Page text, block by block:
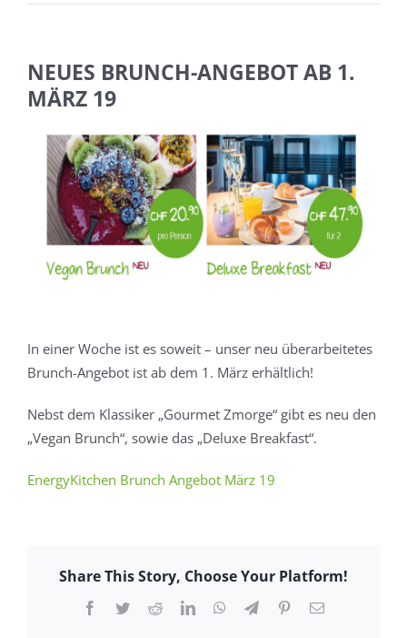
NEUES BRUNCH-ANGEBOT AB 1.
MÄRZ 19
grösseres
Bild
In einer Woche ist es soweit – unser neu überarbeitetes
Brunch-Angebot ist ab dem 1. März erhältlich!
Nebst dem Klassiker „Gourmet Zmorge“ gibt es neu den
„Vegan Brunch“, sowie das „Deluxe Breakfast“.
EnergyKitchen Brunch Angebot März 19
Share This Story, Choose Your Platform!
Facebook
TwitterRedditLinkedInWhatsApp
TelegramPinterest
E-